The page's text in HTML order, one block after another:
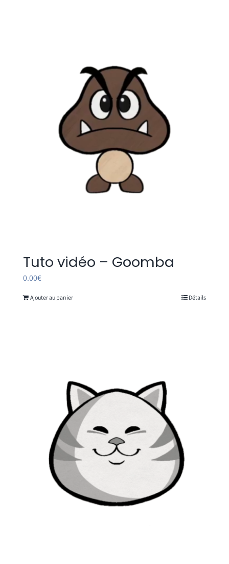
Tuto vidéo – Goomba
0.00€
Ajouter au panier Détails